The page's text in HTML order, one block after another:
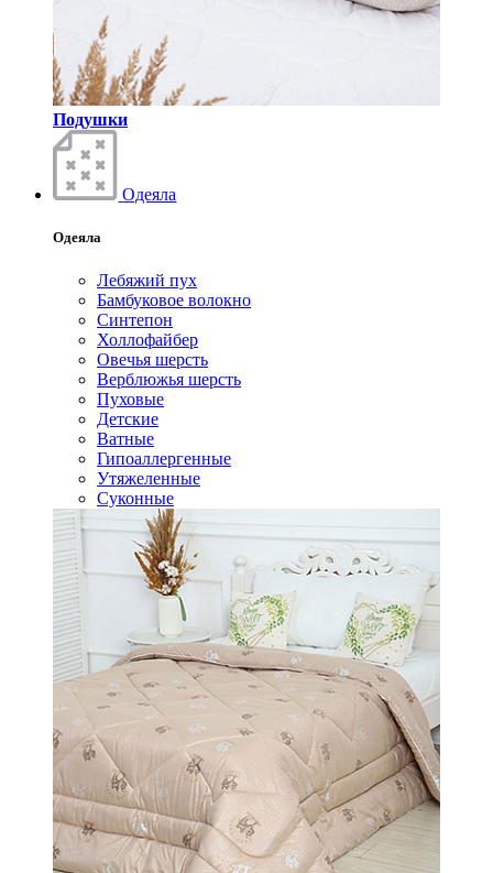
Подушки
Одеяла
Одеяла
Лебяжий пух
Бамбуковое волокно
Синтепон
Холлофайбер
Овечья шерсть
Верблюжья шерсть
Пуховые
Детские
Ватные
Гипоаллергенные
Утяжеленные
Суконные